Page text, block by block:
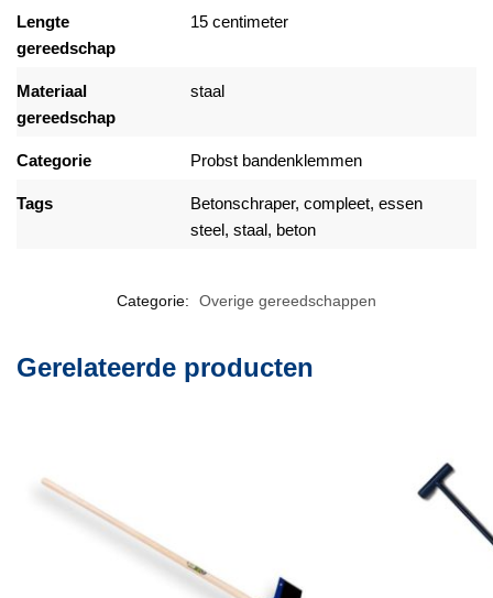
Lengte
gereedschap
15 centimeter
Materiaal
gereedschap
staal
Categorie Probst bandenklemmen
Tags
Betonschraper, compleet, essen
steel, staal, beton
Categorie: Overige gereedschappen
Gerelateerde producten